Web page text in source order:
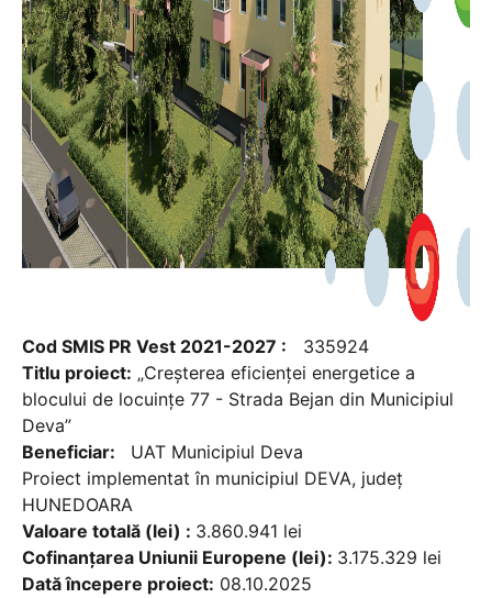
Cod SMIS PR Vest 2021-2027 : 335924
Titlu proiect: „Creșterea eficienței energetice a
blocului de locuințe 77 - Strada Bejan din Municipiul
Deva”
Beneficiar:
UAT Municipiul Deva
Proiect implementat în municipiul DEVA, județ
HUNEDOARA
Valoare totală (lei) : 3.860.941 lei
Cofinanțarea Uniunii Europene (lei): 3.175.329 lei
Dată începere proiect: 08.10.2025